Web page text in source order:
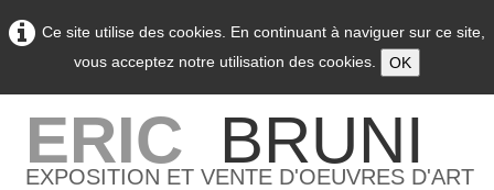
Ce site utilise des cookies. En continuant à naviguer sur ce site,
vous acceptez notre utilisation des cookies.
OK
ERIC BRUNI
EXPOSITION ET VENTE D'OEUVRES D'ART